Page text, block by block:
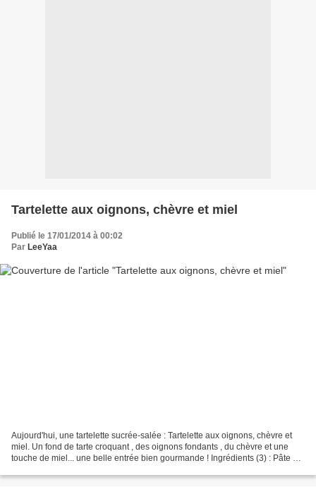
Tartelette aux oignons, chèvre et miel
Publié le 17/01/2014 à 00:02
Par LeeYaa
Aujourd'hui, une tartelette sucrée-salée : Tartelette aux oignons, chèvre et
miel. Un fond de tarte croquant , des oignons fondants , du chèvre et une
touche de miel... une belle entrée bien gourmande ! Ingrédients (3) : Pâte à